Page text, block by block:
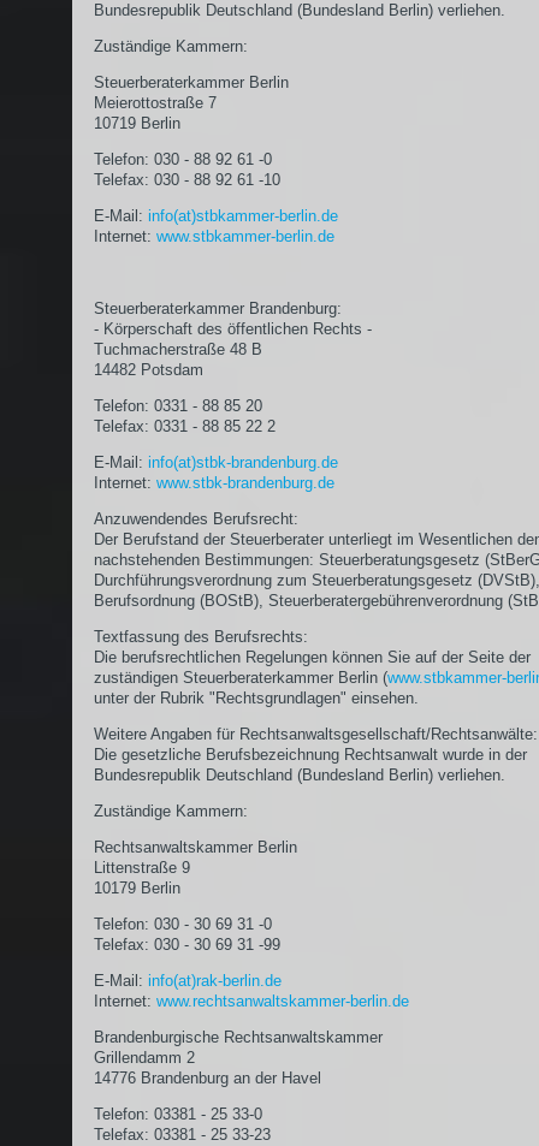
Bundesrepublik Deutschland (Bundesland Berlin) verliehen.
Zuständige Kammern:
Steuerberaterkammer Berlin
Meierottostraße 7
10719 Berlin
Telefon: 030 - 88 92 61 -0
Telefax: 030 - 88 92 61 -10
E-Mail: info(at)stbkammer-berlin.de
Internet: www.stbkammer-berlin.de
Steuerberaterkammer Brandenburg:
- Körperschaft des öffentlichen Rechts -
Tuchmacherstraße 48 B
14482 Potsdam
Telefon: 0331 - 88 85 20
Telefax: 0331 - 88 85 22 2
E-Mail: info(at)stbk-brandenburg.de
Internet: www.stbk-brandenburg.de
Anzuwendendes Berufsrecht:
Der Berufstand der Steuerberater unterliegt im Wesentlichen
nachstehenden Bestimmungen: Steuerberatungsgesetz
Durchführungsverordnung zum Steuerberatungsgesetz (DVStB),
Berufsordnung (BOStB), Steuerberatergebührenverordnung
Textfassung des Berufsrechts:
Die berufsrechtlichen Regelungen können Sie auf der Seite der
zuständigen Steuerberaterkammer Berlin (www.stbkammer-
unter der Rubrik "Rechtsgrundlagen" einsehen.
Weitere Angaben für Rechtsanwaltsgesellschaft/Rechtsanwälte:
Die gesetzliche Berufsbezeichnung Rechtsanwalt wurde in der
Bundesrepublik Deutschland (Bundesland Berlin) verliehen.
Zuständige Kammern:
Rechtsanwaltskammer Berlin
Littenstraße 9
10179 Berlin
Telefon: 030 - 30 69 31 -0
Telefax: 030 - 30 69 31 -99
E-Mail: info(at)rak-berlin.de
Internet: www.rechtsanwaltskammer-berlin.de
Brandenburgische Rechtsanwaltskammer
Grillendamm 2
14776 Brandenburg an der Havel
Telefon: 03381 - 25 33-0
Telefax: 03381 - 25 33-23